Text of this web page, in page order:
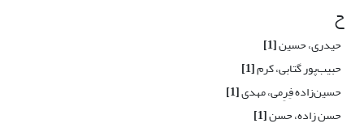
ح
حیدری، حسین[1]
حبیب‌پور گتابی، کرم[1]
حسین‌زاده فِرِمی، مهدی[1]
حسن زاده، حسن[1]